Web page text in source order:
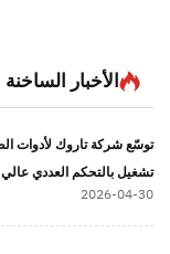
الأخبار الساخنة
توسّع شركة تاروك لأدوات
تشغيل بالتحكم العددي
2026-04-30